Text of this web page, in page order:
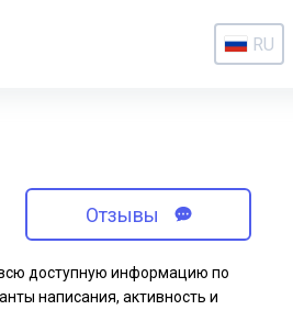
RU
Отзывы
доступную информацию по
написания, активность и